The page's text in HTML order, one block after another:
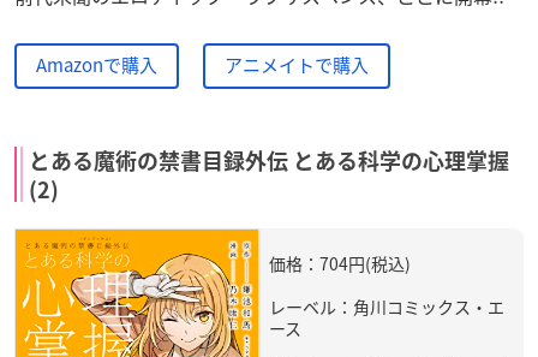
Amazonで購入 アニメイトで購入
とある魔術の禁書目録外伝 とある科学の心理掌握
(2)
価格：704円(税込)
レーベル：角川コミックス・エ
ース